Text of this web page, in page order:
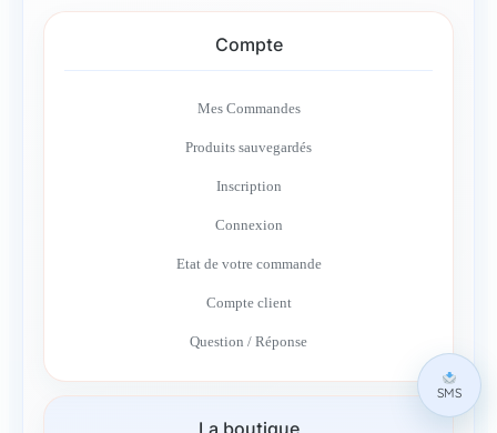
Compte
Mes Commandes
Produits sauvegardés
Inscription
Connexion
Etat de votre commande
Compte client
Question / Réponse
La boutique
SMS